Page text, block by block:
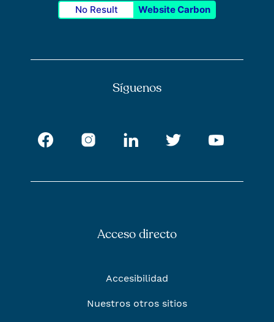
No Result Website Carbon
Síguenos
Facebook Instagram LinkedIn Twitter
Acceso directo
Accesibilidad
Nuestros otros sitios